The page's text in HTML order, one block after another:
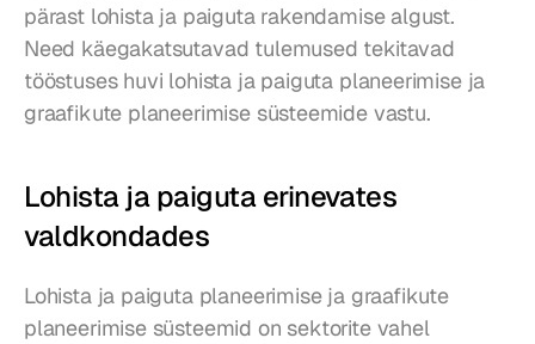
pärast lohista ja paiguta rakendamise algust.
Need käegakatsutavad tulemused tekitavad
tööstuses huvi lohista ja paiguta planeerimise ja
graafikute planeerimise süsteemide vastu.
Lohista ja paiguta erinevates
valdkondades
Lohista ja paiguta planeerimise ja graafikute
planeerimise süsteemid on sektorite vahel